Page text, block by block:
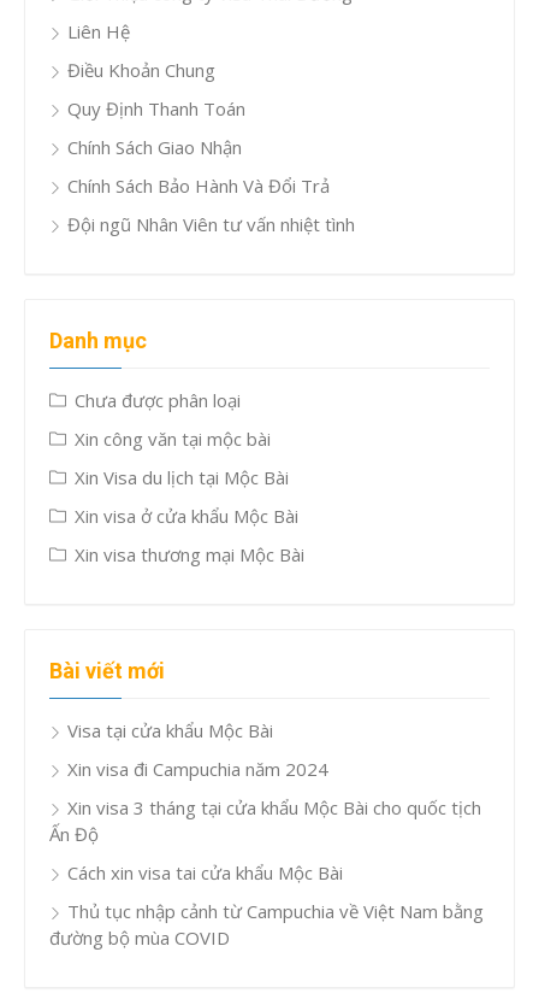
Liên Hệ
Điều Khoản Chung
Quy Định Thanh Toán
Chính Sách Giao Nhận
Chính Sách Bảo Hành Và Đổi Trả
Đội ngũ Nhân Viên tư vấn nhiệt tình
Danh mục
Chưa được phân loại
Xin công văn tại mộc bài
Xin Visa du lịch tại Mộc Bài
Xin visa ở cửa khẩu Mộc Bài
Xin visa thương mại Mộc Bài
Bài viết mới
Visa tại cửa khẩu Mộc Bài
Xin visa đi Campuchia năm 2024
Xin visa 3 tháng tại cửa khẩu Mộc Bài cho quốc tịch
Ấn Độ
Cách xin visa tai cửa khẩu Mộc Bài
Thủ tục nhập cảnh từ Campuchia về Việt Nam bằng
đường bộ mùa COVID